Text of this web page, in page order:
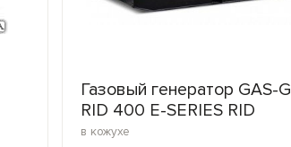
Газовый генератор GAS-G
RID 400 E-SERIES RID
в кожухе